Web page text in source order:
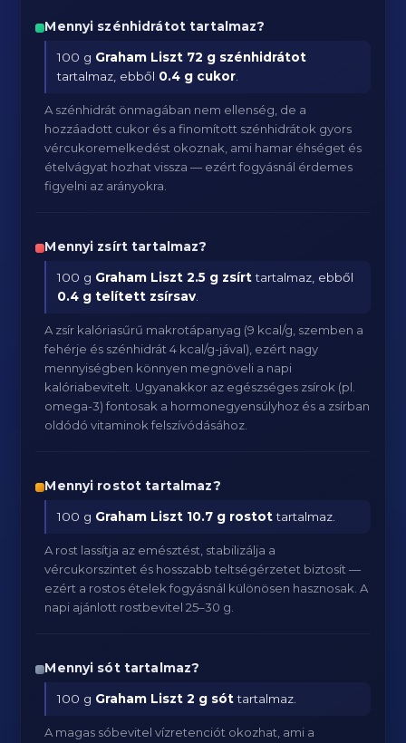
Mennyi szénhidrátot tartalmaz?
100 g Graham Liszt 72 g szénhidrátot
tartalmaz, ebből 0.4 g cukor
A szénhidrát önmagában nem ellenség, de a
hozzáadott cukor és a finomított szénhidrátok gyors
vércukoremelkedést okoznak, ami hamar éhséget és
ételvágyat hozhat vissza — ezért fogyásnál érdemes
figyelni az arányokra.
Mennyi zsírt tartalmaz?
100 g Graham Liszt 2.5 g zsírttartalmaz, ebből
0.4 g telített zsírsav
A zsír kalóriasűrű makrotápanyag (9 kcal/g, szemben a
fehérje és szénhidrát 4 kcal/g-jával), ezért nagy
mennyiségben könnyen megnöveli a napi
kalóriabevitelt. Ugyanakkor az egészséges zsírok (pl.
omega-3) fontosak a hormonegyensúlyhoz és a zsírban
oldódó vitaminok felszívódásához.
Mennyi rostot tartalmaz?
100 g Graham Liszt 10.7 g rostottartalmaz.
A rost lassítja az emésztést, stabilizálja a
vércukorszintet és hosszabb teltségérzetet biztosít —
ezért a rostos ételek fogyásnál különösen hasznosak. A
napi ajánlott rostbevitel 25–30 g.
Mennyi sót tartalmaz?
100 g Graham Liszt 2 g sóttartalmaz.
A magas sóbevitel vízretenciót okozhat, ami a